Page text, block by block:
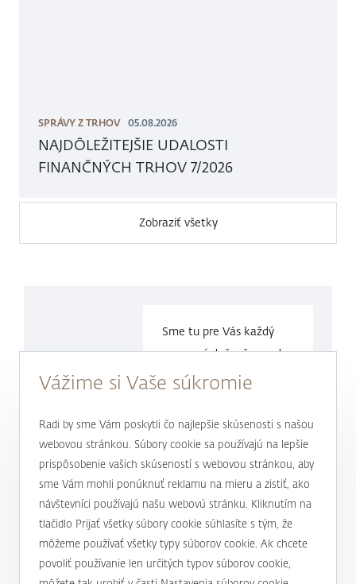
SPRÁVY Z TRHOV 05.08.2026
NAJDÔLEŽITEJŠIE UDALOSTI
FINANČNÝCH TRHOV 7/2026
Zobraziť všetky
Sme tu pre Vás každý
pracovný deň v časeod
9.00 do17.00 hod.
0800 900 500
alebo +421 232 607 187
J&T BANKA
Vážime si Vaše súkromie
Radi by sme Vám poskytli čo najlepšie skúsenosti s našou
webovou stránkou. Súbory cookie sa používajú na lepšie
prispôsobenie vašich skúseností s webovou stránkou, aby
sme Vám mohli ponúknuť reklamu na mieru a zistiť, ako
návštevníci používajú našu webovú stránku. Kliknutím na
tlačidlo Prijať všetky súbory cookie súhlasíte s tým, že
môžeme používať všetky typy súborov cookie. Ak chcete
povoliť používanie len určitých typov súborov cookie,